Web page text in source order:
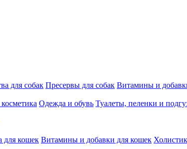
для собак Пресервы для собак Витамины и
Одежда и обувь Туалеты, пеленки и
для кошек Витамины и добавки для кошек